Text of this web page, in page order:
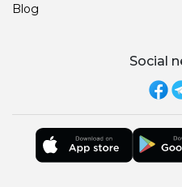
Blog
Social